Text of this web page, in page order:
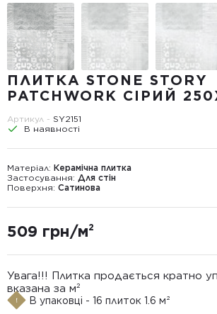
ПЛИТКА STONE STORY
PATCHWORK СІРИЙ
Артикул - SY2151
В наявності
Матеріал: Керамічна плитка
Застосування: Для стін
Поверхня: Сатинова
509 грн/м²
Увага!!! Плитка продається кратно
вказана за м²
В упаковці - 16 плиток 1.6 м²